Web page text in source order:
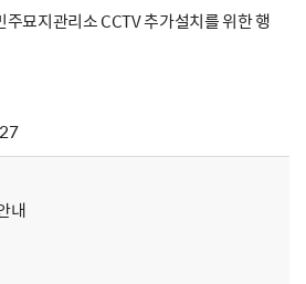
묘지관리소 CCTV 추가설치를 위한 행
내